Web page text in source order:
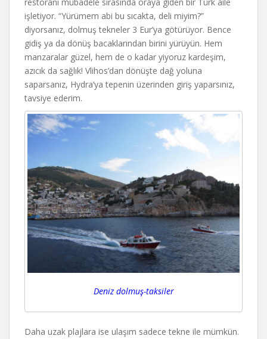
restoranı mübadele sırasında oraya giden bir Türk aile
işletiyor. “Yürümem abi bu sıcakta, deli miyim?”
diyorsanız, dolmuş tekneler 3 Eur’ya götürüyor. Bence
gidiş ya da dönüş bacaklarından birini yürüyün. Hem
manzaralar güzel, hem de o kadar yiyoruz kardeşim,
azıcık da sağlık! Vlihos’dan dönüşte dağ yoluna
saparsanız, Hydra’ya tepenin üzerinden giriş yaparsınız,
tavsiye ederim.
Deniz dolmuş-taksiler
Daha uzak plajlara ise ulaşım sadece tekne ile mümkün.